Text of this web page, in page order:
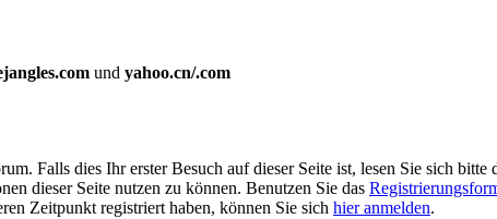
und yahoo.cn/.com
Falls dies Ihr erster Besuch auf dieser Seite ist, lesen Sie sich bitte
dieser Seite nutzen zu können. Benutzen Sie das
Zeitpunkt registriert haben, können Sie sich hier anmelden.